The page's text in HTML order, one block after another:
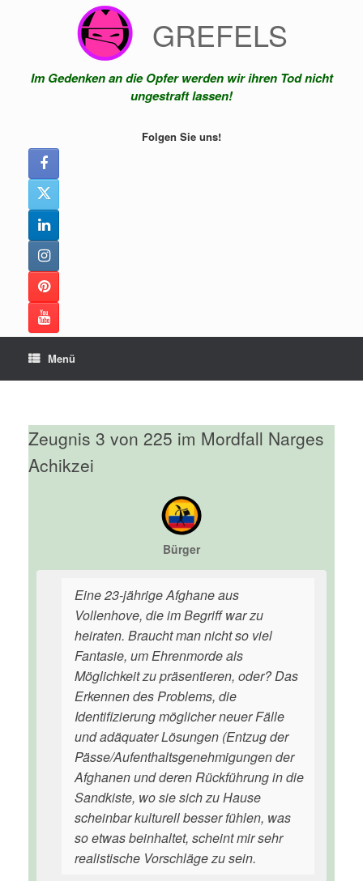
GREFELS
Im Gedenken an die Opfer werden wir ihren Tod nicht
ungestraft lassen!
Folgen Sie uns!
Menü
Zeugnis 3 von 225 im Mordfall Narges
Achikzei
Bürger
Eine 23-jährige Afghane aus
Vollenhove, die im Begriff war zu
heiraten. Braucht man nicht so viel
Fantasie, um Ehrenmorde als
Möglichkeit zu präsentieren, oder? Das
Erkennen des Problems, die
Identifizierung möglicher neuer Fälle
und adäquater Lösungen (Entzug der
Pässe/Aufenthaltsgenehmigungen der
Afghanen und deren Rückführung in die
Sandkiste, wo sie sich zu Hause
scheinbar kulturell besser fühlen, was
so etwas beinhaltet, scheint mir sehr
realistische Vorschläge zu sein.